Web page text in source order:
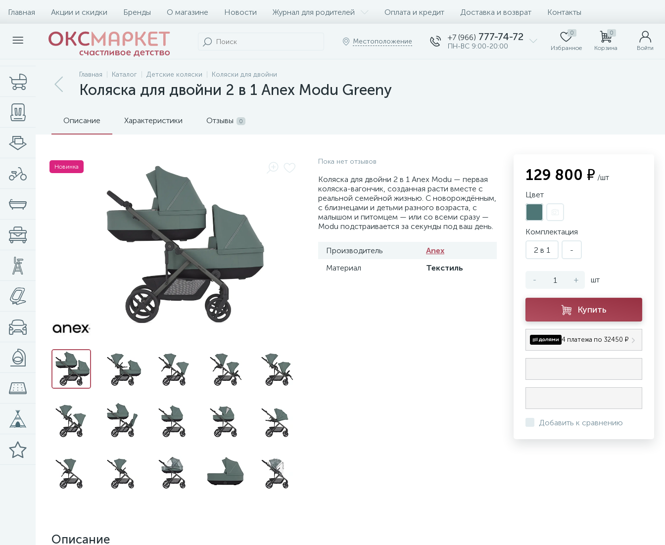
Главная Акции и скидки Бренды О магазине Новости Журнал для родителей Оплата и кредит Доставка и возврат Контакты
Местоположение +7 (966) 777-74-72
ПН-ВС 9:00-20:00
0
Избранное
0
Корзина Войти
Главная Каталог Детские коляски Коляски для двойни
Коляска для двойни 2 в 1 Anex Modu Greeny
Описание Характеристики Отзывы 0
Новинка
Пока нет отзывов
Коляска для двойни 2 в 1 Anex Modu — первая
коляска-вагончик, созданная расти вместе с
реальной семейной жизнью. С новорождённым,
с близнецами и детьми разного возраста, с
малышом и питомцем — или со всеми сразу —
Modu подстраивается за секунды под ваш день.
Производитель
Anex
Материал
Текстиль
Описание
129 800 ₽ /шт
Цвет
Комплектация
2 в 1
-
- + шт
Купить
4 платежа по 32450 ₽
Добавить к сравнению